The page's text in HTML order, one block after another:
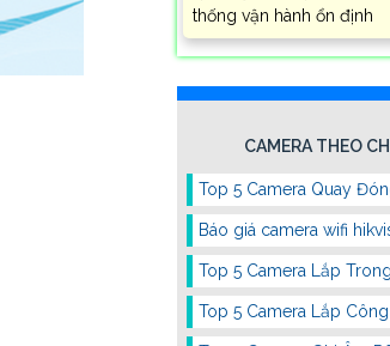
thống vận hành ổn định
CAMERA THEO
Top 5 Camera Quay
Báo giá camera wifi
Top 5 Camera Lắp
Top 5 Camera Lắp